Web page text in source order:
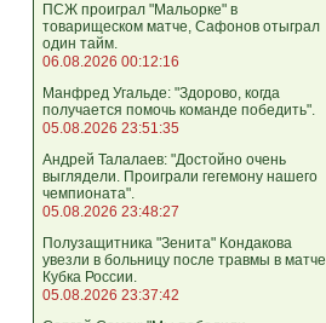
ПСЖ проиграл "Мальорке" в
товарищеском матче, Сафонов отыграл
один тайм.
06.08.2026 00:12:16
Манфред Угальде: "Здорово, когда
получается помочь команде победить".
05.08.2026 23:51:35
Андрей Талалаев: "Достойно очень
выглядели. Проиграли гегемону нашего
чемпионата".
05.08.2026 23:48:27
Полузащитника "Зенита" Кондакова
увезли в больницу после травмы в матче
Кубка России.
05.08.2026 23:37:42